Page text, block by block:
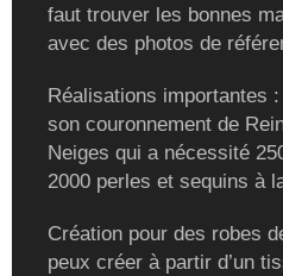
faut trouver les bonnes
avec des photos de
Réalisations importantes
son couronnement de
Neiges qui a nécessité
2000 perles et sequins à
Création pour des robes
peux créer à partir d’un